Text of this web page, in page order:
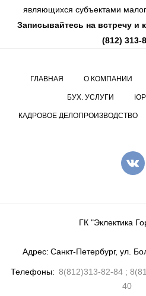
являющихся субъектами
Записывайтесь на встречу и
(812) 313-
ГЛАВНАЯ О КОМПАНИИ
БУХ. УСЛУГИ
КАДРОВОЕ ДЕЛОПРОИЗВОДСТВО
ГК "Эклектика
Адрес Санкт-Петербург, ул.
Телефоны 8(812)313-82-84
40